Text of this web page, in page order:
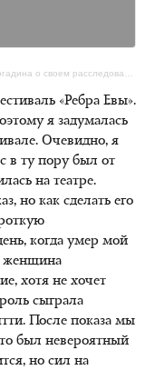
домогательств Айрата Мухарлямова
«Ребра Евы».
я задумалась
Очевидно, я
в ту пору был от
на театре.
но как сделать его
когда умер мой
женщина
хотя не хочет
сыграла
После показа мы
был невероятный
но сил на